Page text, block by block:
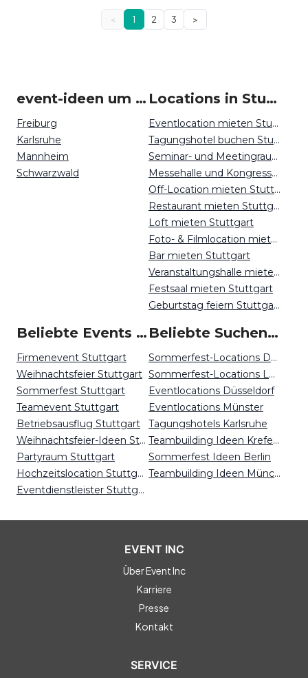
< 1 2 3 >
event-ideen um Stuttgart
Freiburg
Karlsruhe
Mannheim
Schwarzwald
Locations in Stuttgart mieten
Eventlocation mieten Stuttgart
Tagungshotel buchen Stuttgart
Seminar- und Meetingraum mieten Stuttgart
Messehalle und Kongresszentrum mieten Stuttgart
Off-Location mieten Stuttgart
Restaurant mieten Stuttgart
Loft mieten Stuttgart
Foto- & Filmlocation mieten Stuttgart
Bar mieten Stuttgart
Veranstaltungshalle mieten Stuttgart
Festsaal mieten Stuttgart
Geburtstag feiern Stuttgart
Beliebte Events in Stuttgart
Firmenevent Stuttgart
Weihnachtsfeier Stuttgart
Sommerfest Stuttgart
Teamevent Stuttgart
Betriebsausflug Stuttgart
Weihnachtsfeier-Ideen Stuttgart
Partyraum Stuttgart
Hochzeitslocation Stuttgart
Eventdienstleister Stuttgart
Beliebte Suchen auf Event Inc
Sommerfest-Locations Dortmund
Sommerfest-Locations Leipzig
Eventlocations Düsseldorf
Eventlocations Münster
Tagungshotels Karlsruhe
Teambuilding Ideen Krefeld
Sommerfest Ideen Berlin
Teambuilding Ideen München
EVENT INC
Über Event Inc
Karriere
Presse
Kontakt
SERVICE